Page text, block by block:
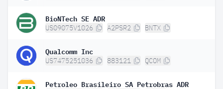
BioNTech SE ADR
US09075V1026 A2PSR2 BNTX
Qualcomm Inc
US7475251036 883121 QCOM
Petroleo Brasileiro SA Petrobras ADR